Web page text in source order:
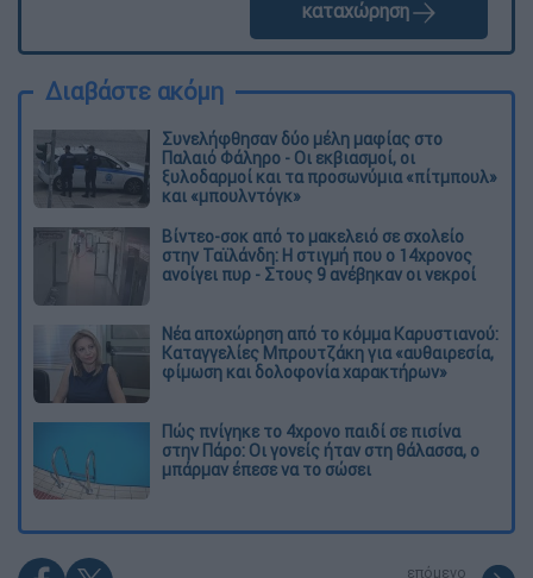
καταχώρηση
Διαβάστε ακόμη
Συνελήφθησαν δύο μέλη μαφίας στο
Παλαιό Φάληρο - Οι εκβιασμοί, οι
ξυλοδαρμοί και τα προσωνύμια «πίτμπουλ»
και «μπουλντόγκ»
Βίντεο-σοκ από το μακελειό σε σχολείο
στην Ταϊλάνδη: Η στιγμή που ο 14χρονος
ανοίγει πυρ - Στους 9 ανέβηκαν οι νεκροί
Νέα αποχώρηση από το κόμμα Καρυστιανού:
Καταγγελίες Μπρουτζάκη για «αυθαιρεσία,
φίμωση και δολοφονία χαρακτήρων»
Πώς πνίγηκε το 4χρονο παιδί σε πισίνα
στην Πάρο: Οι γονείς ήταν στη θάλασσα, ο
μπάρμαν έπεσε να το σώσει
επόμενο